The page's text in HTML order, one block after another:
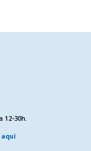
12-30h.
aquí